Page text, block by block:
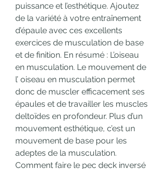
puissance et l’esthétique. Ajoutez
de la variété à votre entraînement
d’épaule avec ces excellents
exercices de musculation de base
et de finition. En résumé : L’oiseau
en musculation. Le mouvement de
l’ oiseau en musculation permet
donc de muscler efficacement ses
épaules et de travailler les muscles
deltoïdes en profondeur. Plus d’un
mouvement esthétique, c’est un
mouvement de base pour les
adeptes de la musculation.
Comment faire le pec deck inversé